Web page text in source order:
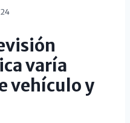
varía
vehículo y